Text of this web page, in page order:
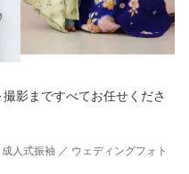
影まですべてお任せくださ
人式振袖 ／ ウェディングフォト